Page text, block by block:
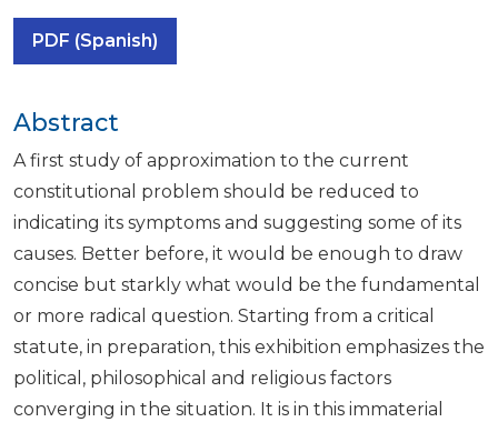
PDF (Spanish)
Abstract
A first study of approximation to the current
constitutional problem should be reduced to
indicating its symptoms and suggesting some of its
causes. Better before, it would be enough to draw
concise but starkly what would be the fundamental
or more radical question. Starting from a critical
statute, in preparation, this exhibition emphasizes the
political, philosophical and religious factors
converging in the situation. It is in this immaterial